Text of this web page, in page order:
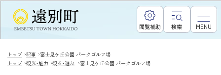
閲覧補助 検索 MENU
トップ ›記事 ›富士見ケ丘公園 パークゴルフ場
トップ ›観光・魅力 ›観る・遊ぶ ›富士見ケ丘公園 パークゴルフ場